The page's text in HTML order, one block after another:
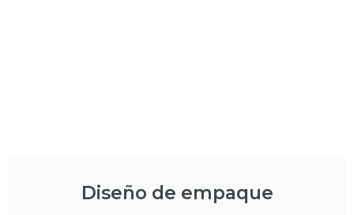
Diseño de empaque